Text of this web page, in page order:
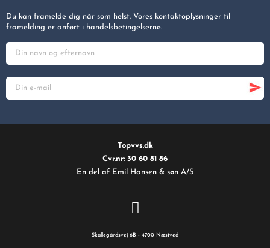
Du kan framelde dig når som helst. Vores kontaktoplysninger til
framelding er anført i handelsbetingelserne.
Topvvs.dk
Cvr.nr: 30 60 81 86
En del af Emil Hansen & søn A/S
Skallegårdsvej 6B - 4700 Næstved